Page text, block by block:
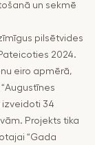
un sekmē
pilsētvides
2024.
eiro apmērā,
izveidoti 34
Projekts tika
“Gada